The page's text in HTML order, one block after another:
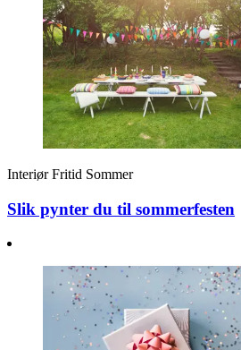
Interiør Fritid Sommer
Slik pynter du til sommerfesten